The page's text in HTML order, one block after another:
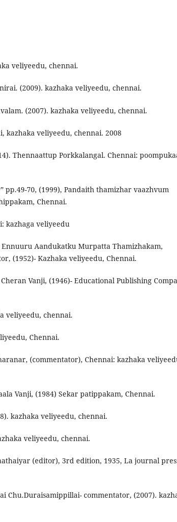
veliyeedu, chennai.
(2009). kazhaka veliyeedu, chennai.
(2007). kazhaka veliyeedu, chennai.
kazhaka veliyeedu, chennai. 2008
Thennaattup Porkkalangal. Chennai:
pp.49-70, (1999), Pandaith thamizhar vaazhvum
Chennai.
kazhaga veliyeedu
Aandukatku Murpatta Thamizhakam,
(1952)- Kazhaka veliyeedu, Chennai.
Vanji, (1946)- Educational Publishing
veliyeedu, chennai.
Chennai.
(commentator), Chennai: kazhaka
Vanji, (1984) Sekar patippakam, Chennai.
kazhaka veliyeedu, chennai.
veliyeedu, chennai.
(editor), 3rd edition, 1935, La journal
Chu.Duraisamippillai- commentator, (2007).